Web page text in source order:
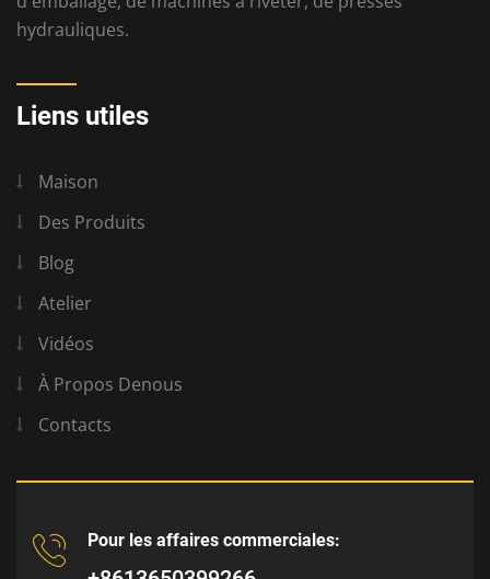
hydrauliques.
Liens utiles
Maison
Des Produits
Blog
Atelier
Vidéos
À Propos Denous
Contacts
Pour les affaires commerciales: